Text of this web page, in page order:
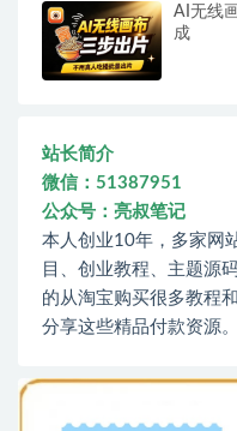
AI无线
成
站长简介
微信：51387951
公众号：亮叔笔记
本人创业10年，多家网
目、创业教程、主题源
的从淘宝购买很多教程
分享这些精品付款资源。